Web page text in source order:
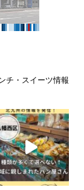
チ・スイーツ情報